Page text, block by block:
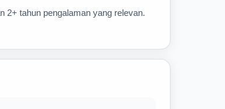
2+ tahun pengalaman yang relevan.